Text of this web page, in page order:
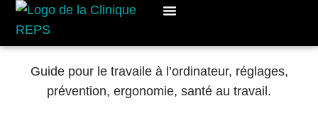
Guide pour le travaile à l’ordinateur, réglages,
prévention, ergonomie, santé au travail.